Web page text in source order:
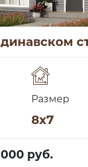
Размер
8х7
руб.